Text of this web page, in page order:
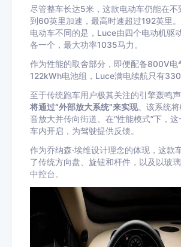
尽管整车长达5米，这款电动车仍能在
到60英里加速，最高时速超过192英里
电动车不同的是，Luce由四个电动机
各一个，最大功率1035马力。
作为性能的取舍部分，即便配备800V电
122kWh电池组，Luce满电续航只有330
至于传统跑车用户极其关注的引擎轰鸣声
将通过“外部放大系统”来实现。该系统
音放大并传向街道。在“性能模式”下，
车内开启，为驾驶提供反馈。
作为乔纳森·埃维设计理念的体现，这款
了传统方向盘、旋钮和杆件，以及以玻
中控台。